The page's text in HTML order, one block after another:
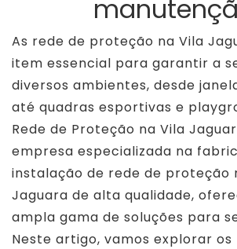
As rede de proteção na Vila
item essencial para garantir a
diversos ambientes, desde
até quadras esportivas e
Rede de Proteção na Vila
empresa especializada na
instalação de rede de proteção
Jaguara de alta qualidade,
ampla gama de soluções para
Neste artigo, vamos explorar